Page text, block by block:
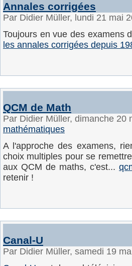
Annales corrigées
Par Didier Müller, lundi 21 mai
Toujours en vue des examens
les annales corrigées depuis
QCM de Math
Par Didier Müller, dimanche 20
mathématiques
A l'approche des examens,
choix multiples pour se
aux QCM de maths, c'est...
retenir !
Canal-U
Par Didier Müller, samedi 19